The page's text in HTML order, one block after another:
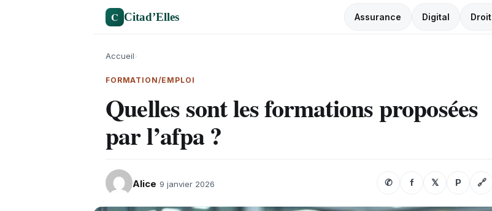
C Citad’Elles Assurance Digital Droit
Accueil›
FORMATION/EMPLOI
Quelles sont les formations proposées
par l’afpa ?
Alice 9 janvier 2026 ✆ f 𝕏 P 🔗